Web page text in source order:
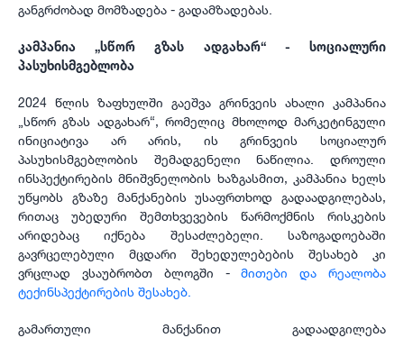
განგრძობად მომზადება - გადამზადებას.
კამპანია „სწორ გზას ადგახარ“ - სოციალური
პასუხისმგებლობა
2024 წლის ზაფხულში გაეშვა გრინვეის ახალი კამპანია
„სწორ გზას ადგახარ“, რომელიც მხოლოდ მარკეტინგული
ინიციატივა არ არის, ის გრინვეის სოციალურ
პასუხისმგებლობის შემადგენელი ნაწილია. დროული
ინსპექტირების მნიშვნელობის ხაზგასმით, კამპანია ხელს
უწყობს გზაზე მანქანების უსაფრთხოდ გადაადგილებას,
რითაც უბედური შემთხვევების წარმოქმნის რისკების
არიდებაც იქნება შესაძლებელი. საზოგადოებაში
გავრცელებული მცდარი შეხედულებების შესახებ კი
ვრცლად ვსაუბრობთ ბლოგში -მითები და რეალობა
ტექინსპექტირების შესახებ.
გამართული მანქანით გადაადგილება